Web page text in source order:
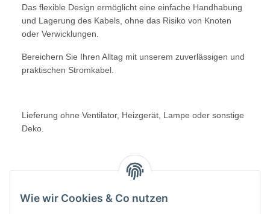
Wie wir Cookies & Co nutzen
Das flexible Design ermöglicht eine einfache Handhabung
und Lagerung des Kabels, ohne das Risiko von Knoten
oder Verwicklungen.
Bereichern Sie Ihren Alltag mit unserem zuverlässigen und
praktischen Stromkabel.
Lieferung ohne Ventilator, Heizgerät, Lampe oder sonstige
Deko.